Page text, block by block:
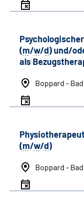
(m/w/d) und/
als
Boppard -
(m/w/d)
Boppard -